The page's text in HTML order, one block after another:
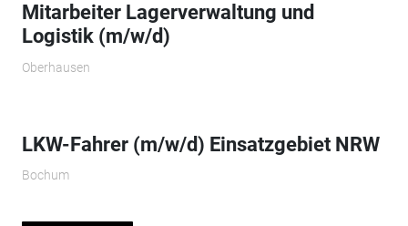
Mitarbeiter Lagerverwaltung und
Logistik (m/w/d)
Oberhausen
LKW-Fahrer (m/w/d) Einsatzgebiet NRW
Bochum